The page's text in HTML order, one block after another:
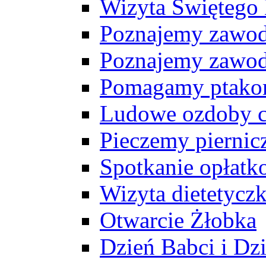
Wizyta Świętego
Poznajemy
Poznajemy
Pomagamy
Ludowe ozdoby
Pieczemy
Spotkanie
Wizyta
Otwarcie Żłobka
Dzień Babci i